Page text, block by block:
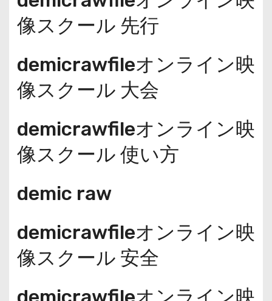
像スクール 先行
demicrawfileオンライン映
像スクール 大会
demicrawfileオンライン映
像スクール 使い方
demic raw
demicrawfileオンライン映
像スクール 安全